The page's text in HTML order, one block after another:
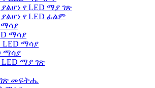
የ LED ማያ ገጽ
የ LED ፊልም
ማሳያ
ማሳያ
LED ማሳያ
ማሳያ
ማያ ገጽ
መፍትሔ